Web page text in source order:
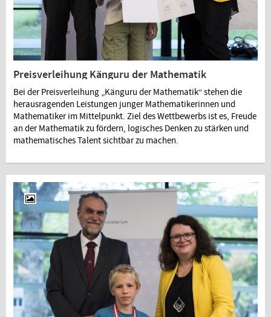
Preisverleihung Känguru der Mathematik
Bei der Preisverleihung „Känguru der Mathematik“ stehen die
herausragenden Leistungen junger Mathematikerinnen und
Mathematiker im Mittelpunkt. Ziel des Wettbewerbs ist es, Freude
an der Mathematik zu fördern, logisches Denken zu stärken und
mathematisches Talent sichtbar zu machen.